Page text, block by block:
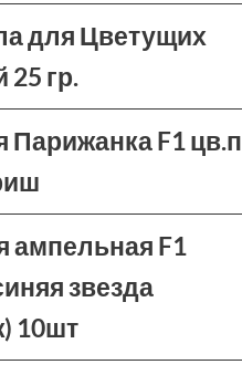
для Цветущих
25 гр.
Парижанка F1 цв.п
ампельная F1
звезда
10шт